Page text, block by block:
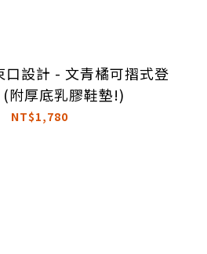
口設計 - 文青橘可摺式登
(附厚底乳膠鞋墊!)
NT$1,780